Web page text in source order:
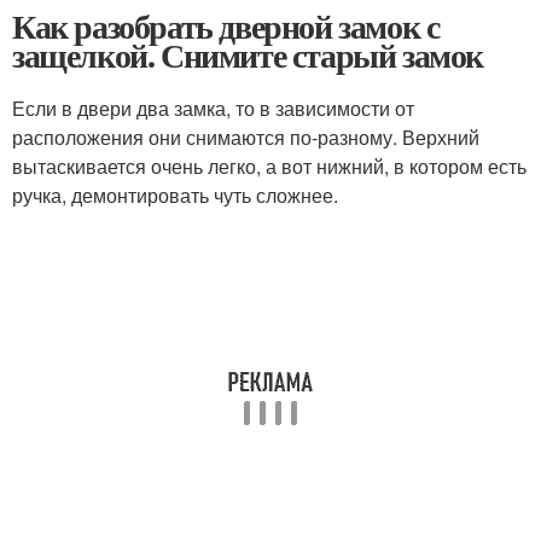
Как разобрать дверной замок с
защелкой. Снимите старый замок
Если в двери два замка, то в зависимости от
расположения они снимаются по-разному. Верхний
вытаскивается очень легко, а вот нижний, в котором есть
ручка, демонтировать чуть сложнее.